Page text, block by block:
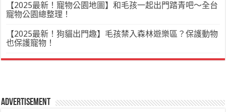
【2025最新！寵物公園地圖】和毛孩一起出門踏青吧～全台
寵物公園總整理！
【2025最新！狗貓出門趣】毛孩禁入森林遊樂區？保護動物
也保護寵物！
Advertisement